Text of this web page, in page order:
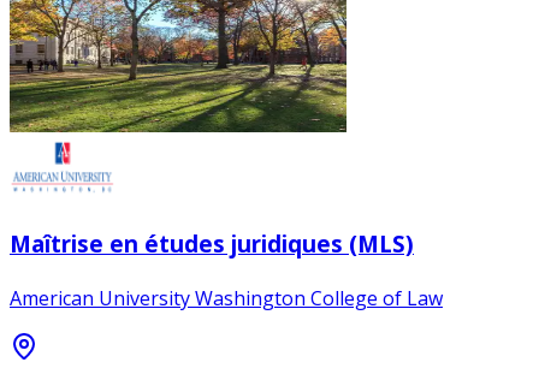
Maîtrise en études juridiques (MLS)
American University Washington College of Law